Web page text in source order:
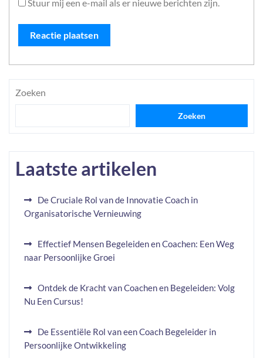
Stuur mij een e-mail als er nieuwe berichten zijn.
Zoeken
Zoeken
Laatste artikelen
De Cruciale Rol van de Innovatie Coach in
Organisatorische Vernieuwing
Effectief Mensen Begeleiden en Coachen: Een Weg
naar Persoonlijke Groei
Ontdek de Kracht van Coachen en Begeleiden: Volg
Nu Een Cursus!
De Essentiële Rol van een Coach Begeleider in
Persoonlijke Ontwikkeling